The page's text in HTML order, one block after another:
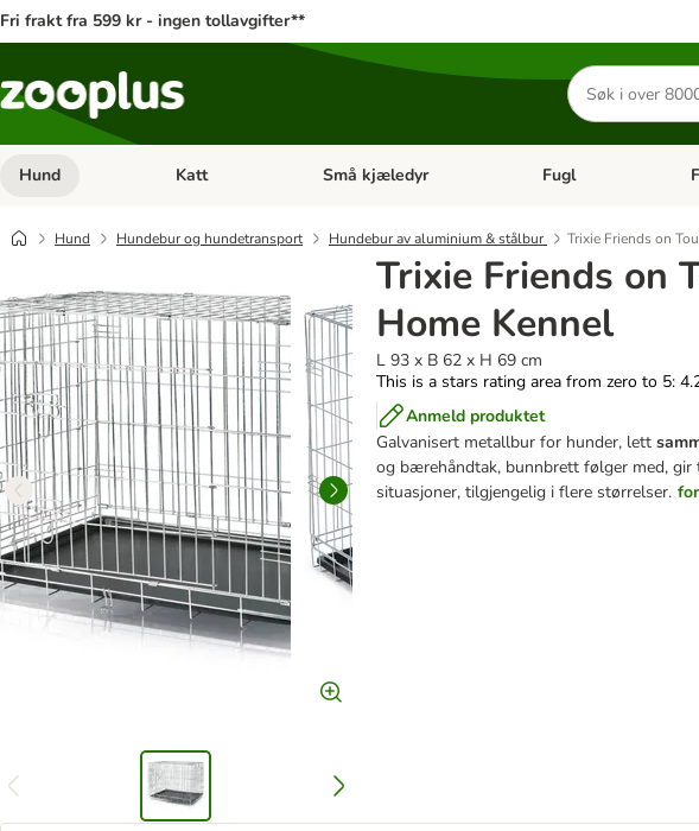
Fri frakt fra 599 kr - ingen tollavgifter**
Søk
etter
produkter
Hund Åpne kategorimeny: Hund
Katt Åpne kategorimeny: Katt
Små kjæledyr Åpne kategorimeny:
Fugl
Hund Hundebur og hundetransport Hundebur av aluminium & stålbur Trixie Friends on
Trixie Friends on
Home Kennel
L 93 x B 62 x H 69 cm
This is a stars rating area from zero to 5:
Anmeld produktet
Galvanisert metallbur for hunder, lett
og bærehåndtak, bunnbrett følger med, gir
situasjoner, tilgjengelig i flere størrelser.